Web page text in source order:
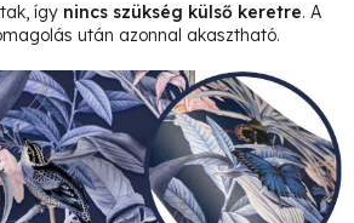
így nincs szükség külső keretre. A
után azonnal akasztható.